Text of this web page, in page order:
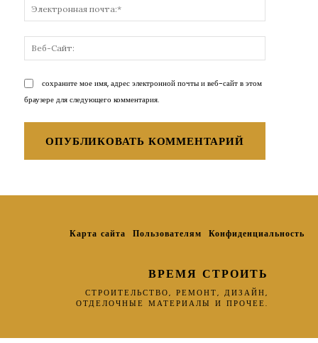
почта:*
Сайт:
сохраните мое имя, адрес электронной почты и веб-сайт в этом
браузере для следующего комментария.
Карта сайта Пользователям Конфиденциальность
ВРЕМЯ СТРОИТЬ
СТРОИТЕЛЬСТВО, РЕМОНТ, ДИЗАЙН,
ОТДЕЛОЧНЫЕ МАТЕРИАЛЫ И ПРОЧЕЕ.